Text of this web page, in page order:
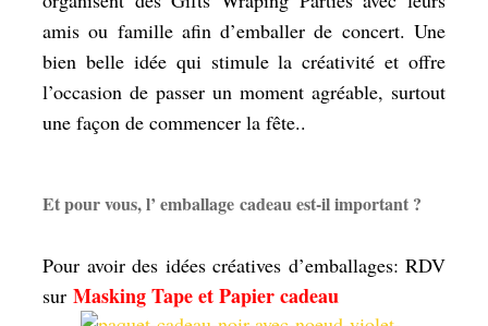
amis ou famille afin d’emballer de concert. Une
bien belle idée qui stimule la créativité et offre
l’occasion de passer un moment agréable, surtout
une façon de commencer la fête..
Et pour vous, l’ emballage cadeau est-il important ?
Pour avoir des idées créatives d’emballages: RDV
sur Masking Tape et Papier cadeau